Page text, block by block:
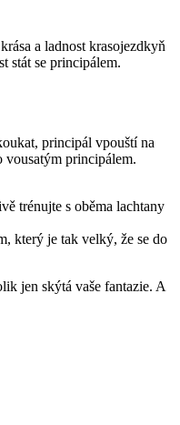
a ladnost krasojezdkyň
stát se principálem.
principál vpouští na
vousatým principálem.
trénujte s oběma lachtany
který je tak velký, že se do
jen skýtá vaše fantazie. A